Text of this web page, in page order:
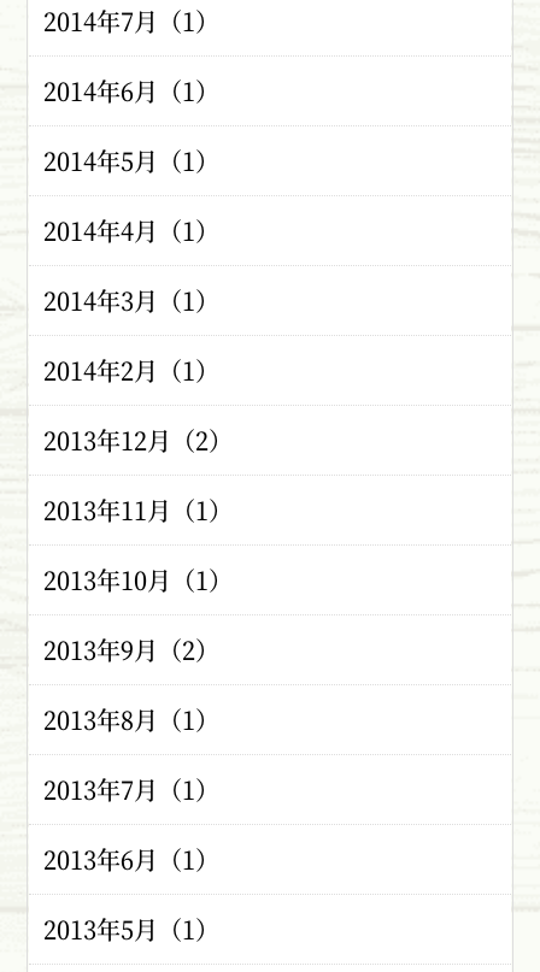
2014年7月（1）
2014年6月（1）
2014年5月（1）
2014年4月（1）
2014年3月（1）
2014年2月（1）
2013年12月（2）
2013年11月（1）
2013年10月（1）
2013年9月（2）
2013年8月（1）
2013年7月（1）
2013年6月（1）
2013年5月（1）